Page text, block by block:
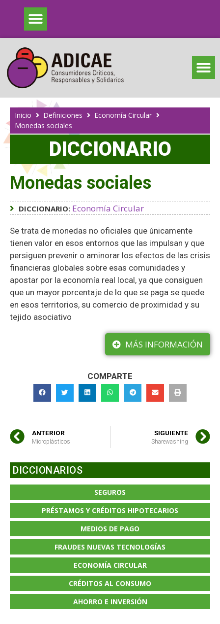
Inicio Definiciones
Economía Circular
Monedas sociales
DICCIONARIO
Monedas sociales
DICCIONARIO: Economía Circular
Se trata de monedas no oficiales que únicamente
tienen valor en esos entornos que las impulsan y que
persiguen prevenir o aminorar los efectos de las crisis
financieras globales sobre esas comunidades y
apostar por la economía real local, ya que consiguen
que un mayor porcentaje de lo que se paga se quede
en esos territorios, su comercio de proximidad y su
tejido asociativo
MÁS INFORMACIÓN
COMPARTE
ANTERIOR
Microplásticos
SIGUIENTE
Sharewashing
DICCIONARIOS
SEGUROS
PRÉSTAMOS Y CRÉDITOS HIPOTECARIOS
MEDIOS DE PAGO
FRAUDES NUEVAS TECNOLOGÍAS
ECONOMÍA CIRCULAR
CRÉDITOS AL CONSUMO
AHORRO E INVERSIÓN